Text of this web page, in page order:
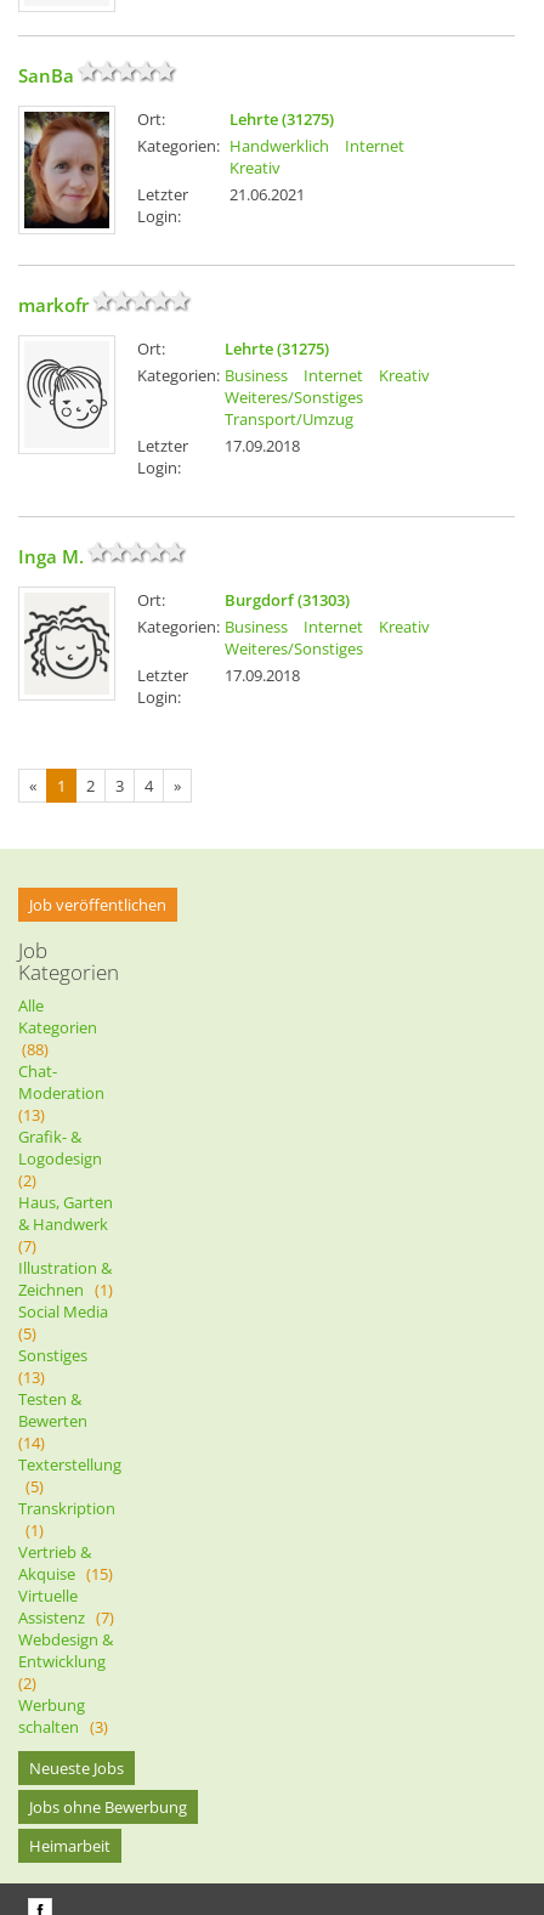
SanBa
Ort:
Lehrte (31275)
Kategorien: Handwerklich
Internet
Kreativ
Letzter
Login:
21.06.2021
markofr
Ort:
Lehrte (31275)
Kategorien: Business Internet
Kreativ
Weiteres/Sonstiges
Transport/Umzug
Letzter
Login:
17.09.2018
Inga M.
Ort:
Burgdorf (31303)
Kategorien: Business Internet
Kreativ
Weiteres/Sonstiges
Letzter
Login:
17.09.2018
« 1 2 3 4 »
Job veröffentlichen
Job
Kategorien
Alle
Kategorien
(88)
Chat-
Moderation
(13)
Grafik- &
Logodesign
(2)
Haus, Garten
& Handwerk
(7)
Illustration &
Zeichnen (1)
Social Media
(5)
Sonstiges
(13)
Testen &
Bewerten
(14)
Texterstellung
(5)
Transkription
(1)
Vertrieb &
Akquise (15)
Virtuelle
Assistenz (7)
Webdesign &
Entwicklung
(2)
Werbung
schalten (3)
Neueste Jobs
Jobs ohne Bewerbung
Heimarbeit